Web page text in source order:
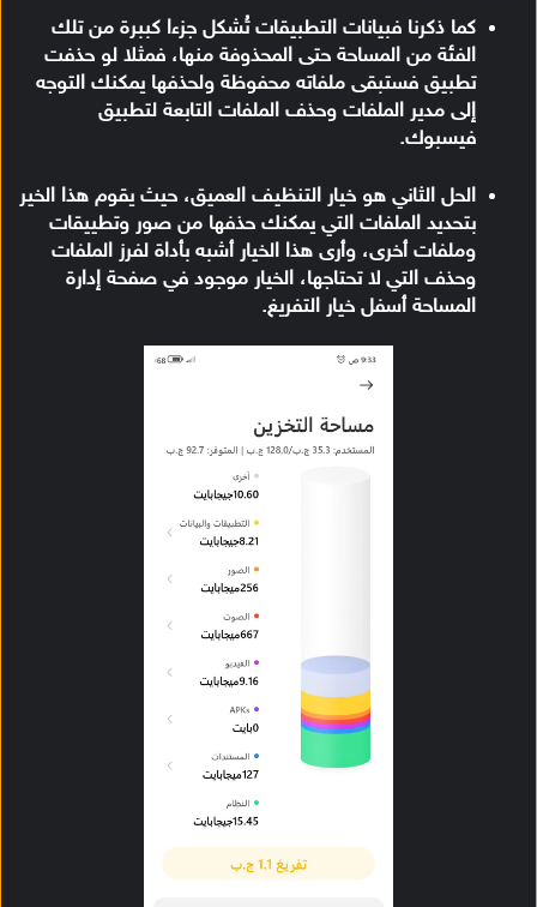
كما ذكرنا فبيانات التطبيقات تُشكل جزءا كببرة من تلك
الفئة من المساحة حتى المحذوفة منها، فمثلا لو حذفت
تطبيق فستبقى ملفاته محفوظة ولحذفها يمكنك التوجه
إلى مدير الملفات وحذف الملفات التابعة لتطبيق
فيسبوك.
الحل الثاني هو خيار التنظيف العميق، حيث يقوم هذا الخير
بتحديد الملفات التي يمكنك حذفها من صور وتطييقات
وملفات أخرى، وأرى هذا الخيار أشبه بأداة لفرز الملفات
وحذف التي لا تحتاجها، الخيار موجود في صفحة إدارة
المساحة أسفل خيار التفريغ.